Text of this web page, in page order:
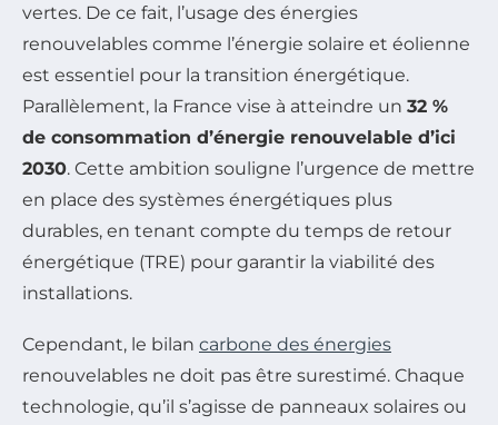
vertes. De ce fait, l’usage des énergies
renouvelables comme l’énergie solaire et éolienne
est essentiel pour la transition énergétique.
Parallèlement, la France vise à atteindre un 32 %
de consommation d’énergie renouvelable d’ici
2030. Cette ambition souligne l’urgence de mettre
en place des systèmes énergétiques plus
durables, en tenant compte du temps de retour
énergétique (TRE) pour garantir la viabilité des
installations.
Cependant, le bilan carbone des énergies
renouvelables ne doit pas être surestimé. Chaque
technologie, qu’il s’agisse de panneaux solaires ou